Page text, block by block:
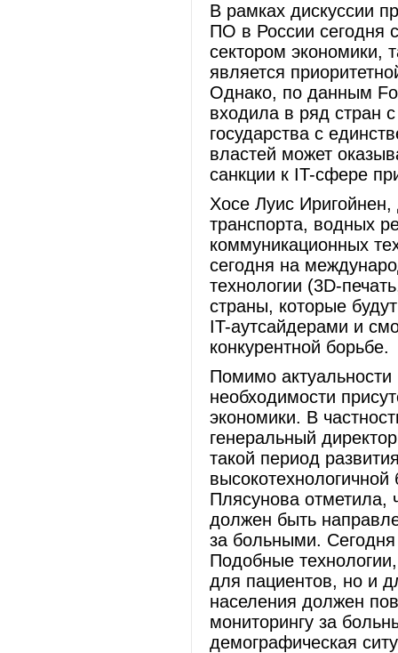
В рамках дискуссии
ПО в России сегодня
сектором экономики,
является
Однако, по данным
входила в ряд стран
государства с
властей может
санкции к IT-сфере
Хосе Луис
транспорта, водных
коммуникационных
сегодня на
технологии (3D-
страны, которые
IT-аутсайдерами и
конкурентной борьбе.
Помимо актуальности
необходимости
экономики. В
генеральный
такой период
Плясунова отметила,
должен быть
за больными.
Подобные
для пациентов, но и
населения должен
мониторингу за
демографическая